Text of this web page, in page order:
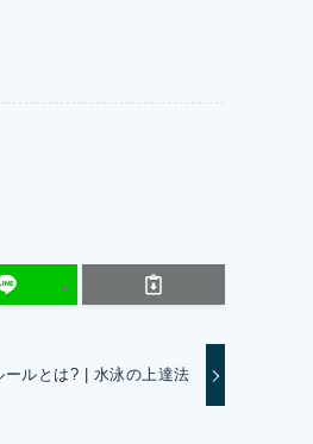
ールとは? | 水泳の上達法